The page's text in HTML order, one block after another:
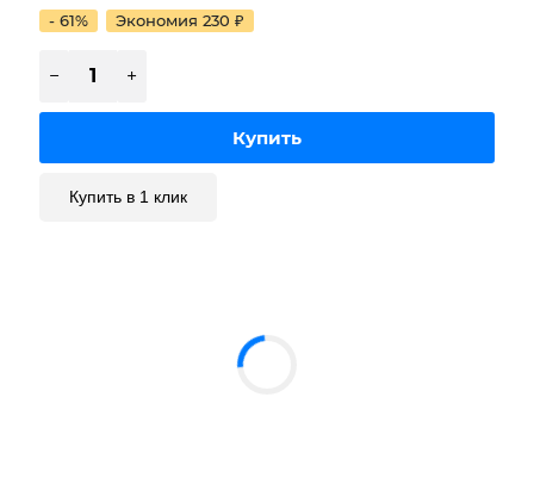
- 61%
Экономия 230 ₽
Купить в 1 клик